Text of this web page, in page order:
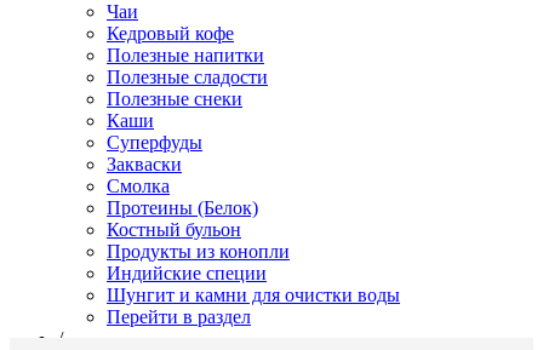
Чаи
Кедровый кофе
Полезные напитки
Полезные сладости
Полезные снеки
Каши
Суперфуды
Закваски
Смолка
Протеины (Белок)
Костный бульон
Продукты из конопли
Индийские специи
Шунгит и камни для очистки воды
Перейти в раздел
/